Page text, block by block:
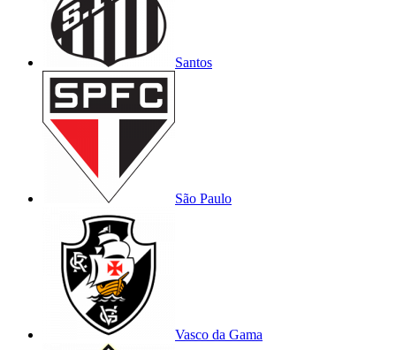
Santos
São Paulo
Vasco da Gama